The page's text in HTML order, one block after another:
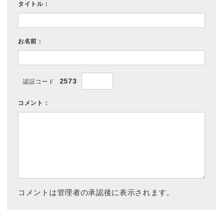
タイトル：
お名前：
認証コード 2573
コメント：
コメントは管理者の承認後に表示されます。